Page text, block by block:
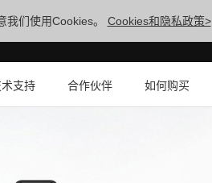
我们使用Cookies。 Cookies和隐私政策>
支持 合作伙伴 如何购买